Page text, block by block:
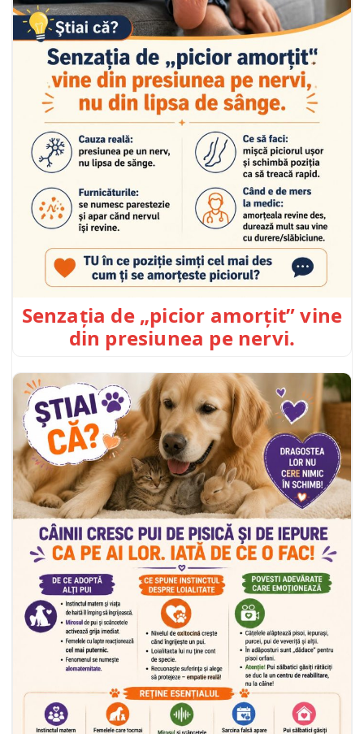
Senzația de „picior amorțit” vine
din presiunea pe nervi.